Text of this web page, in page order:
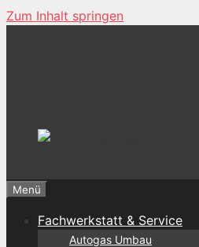
Zum Inhalt springen
Menü
Fachwerkstatt & Service
Autogas Umbau